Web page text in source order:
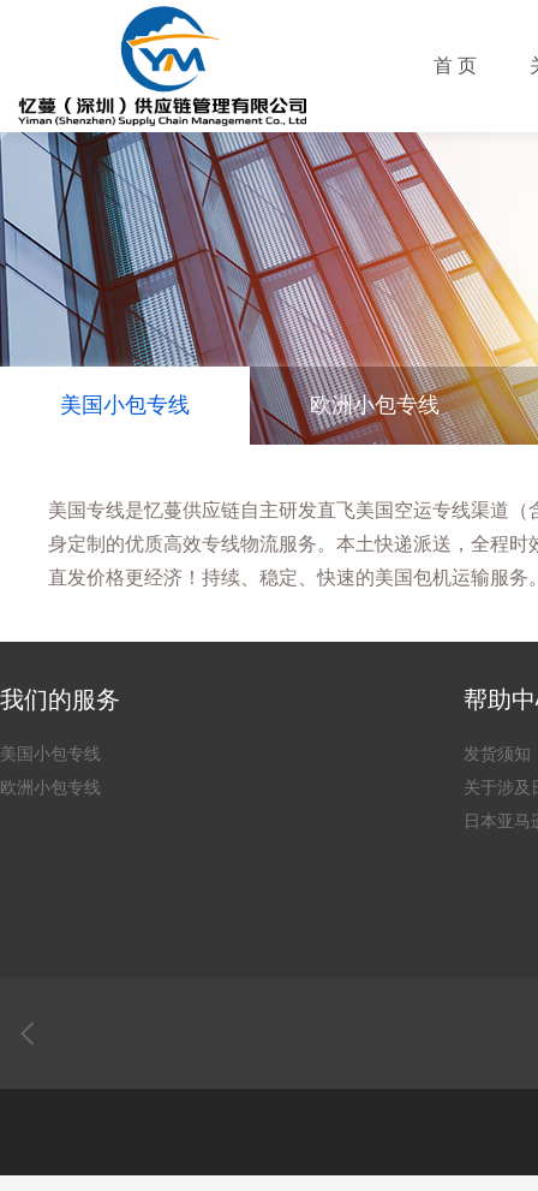
首 页
美国小包专线 欧洲小包专线
美国专线是忆蔓供应链自主研发直飞美国空运专线渠道
身定制的优质高效专线物流服务。本土快递派送，全程
直发价格更经济！持续、稳定、快速的美国包机运输服
我们的服务
美国小包专线
欧洲小包专线
帮助
发货须知
关于涉及
日本亚马